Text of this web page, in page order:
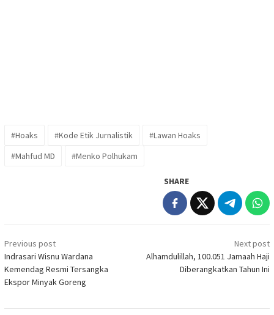
#Hoaks #Kode Etik Jurnalistik
#Lawan Hoaks
#Mahfud MD
#Menko Polhukam
SHARE
Post
navigation
Previous post
Indrasari Wisnu Wardana
Kemendag Resmi Tersangka
Ekspor Minyak Goreng
Next post
Alhamdulillah, 100.051 Jamaah Haji
Diberangkatkan Tahun Ini